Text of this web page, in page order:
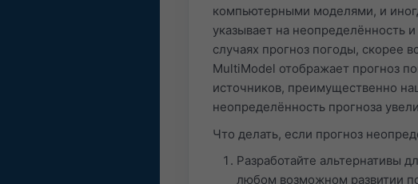
компьютерными моделями, и
указывает на неопределённость
случаях прогноз погоды, скорее
MultiModel отображает прогноз
источников, преимущественно
неопределённость прогноза
Что делать, если прогноз
Разработайте альтернативы
любом возможном развитии